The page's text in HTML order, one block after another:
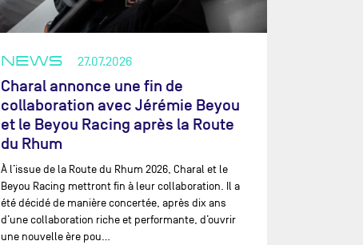
NEWS 27.07.2026
Charal annonce une fin de
collaboration avec Jérémie Beyou
et le Beyou Racing après la Route
du Rhum
À l’issue de la Route du Rhum 2026, Charal et le
Beyou Racing mettront fin à leur collaboration. Il a
été décidé de manière concertée, après dix ans
d’une collaboration riche et performante, d’ouvrir
une nouvelle ère pou…